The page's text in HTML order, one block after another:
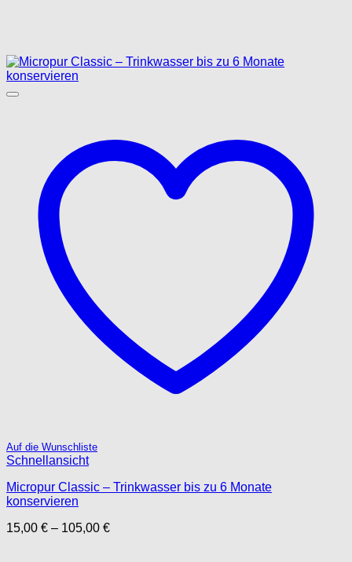
Auf die Wunschliste
Schnellansicht
Micropur Classic – Trinkwasser bis zu 6 Monate
konservieren
15,00 € – 105,00 €